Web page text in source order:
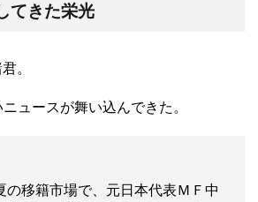
てきた栄光
。
ュースが舞い込んできた。
の移籍市場で、元日本代表ＭＦ中